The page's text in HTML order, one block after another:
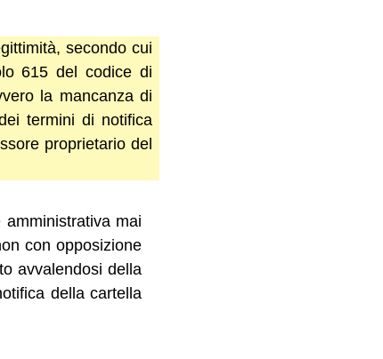
secondo cui
615 del codice di
la mancanza di
termini di notifica
proprietario del
mai
con opposizione
avvalendosi della
della cartella